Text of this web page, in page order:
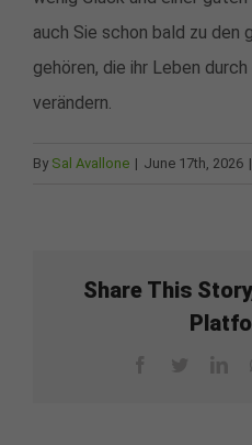
auch Sie schon bald zu den
gehören, die ihr Leben
verändern.
By Sal Avallone | June 17th, 2026 |
Share This